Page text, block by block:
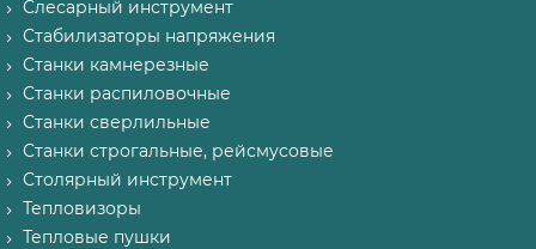
Слесарный инструмент
Стабилизаторы напряжения
Станки камнерезные
Станки распиловочные
Станки сверлильные
Станки строгальные, рейсмусовые
Столярный инструмент
Тепловизоры
Тепловые пушки